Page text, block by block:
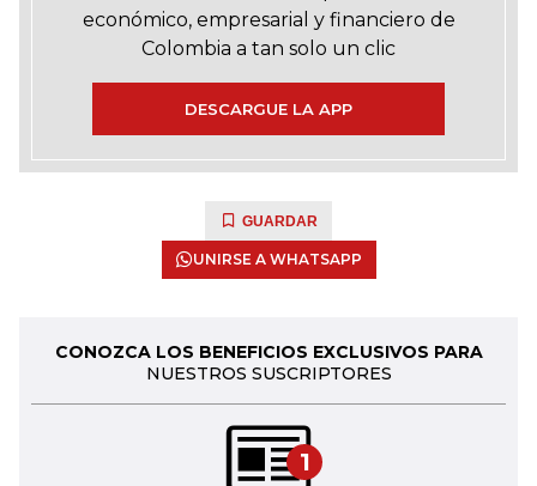
económico, empresarial y financiero de
Colombia a tan solo un clic
DESCARGUE LA APP
GUARDAR
UNIRSE A WHATSAPP
CONOZCA LOS BENEFICIOS EXCLUSIVOS PARA
NUESTROS SUSCRIPTORES
1